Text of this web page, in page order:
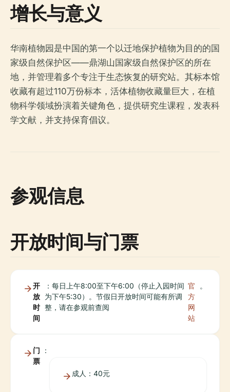
增长与意义
华南植物园是中国的第一个以迁地保护植物为目的的国
家级自然保护区——鼎湖山国家级自然保护区的所在
地，并管理着多个专注于生态恢复的研究站。其标本馆
收藏有超过110万份标本，活体植物收藏量巨大，在植
物科学领域扮演着关键角色，提供研究生课程，发表科
学文献，并支持保育倡议。
参观信息
开放时间与门票
开
放
时
间
：每日上午8:00至下午6:00（停止入园时间
为下午5:30）。节假日开放时间可能有所调
整，请在参观前查阅
官
方
网
站
。
门
票
：
成人：40元